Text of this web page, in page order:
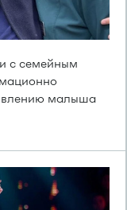
с семейным
малыша